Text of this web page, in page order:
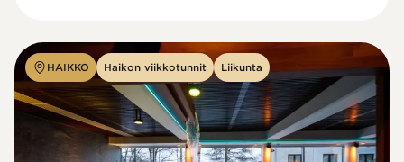
HAIKKO Haikon viikkotunnit Liikunta